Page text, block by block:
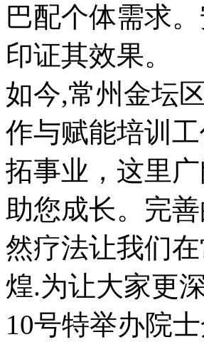
巴配个体需求
印证其效果。
如今,常州金坛
作与赋能培训
拓事业，这里
助您成长。完
然疗法让我们
煌.为让大家更
10号特举办院